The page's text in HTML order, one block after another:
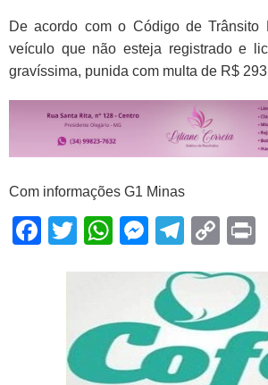
De acordo com o Código de Trânsito
veículo que não esteja registrado e
gravíssima, punida com multa de R$
Com informações G1 Minas
Facebook
Twitter
WhatsApp